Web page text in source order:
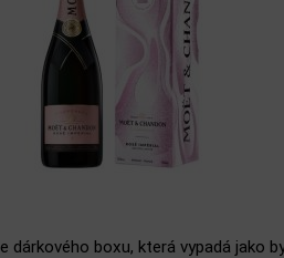
dárkového boxu, která vypadá jako